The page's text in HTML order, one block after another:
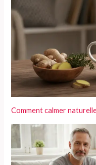
Comment calmer